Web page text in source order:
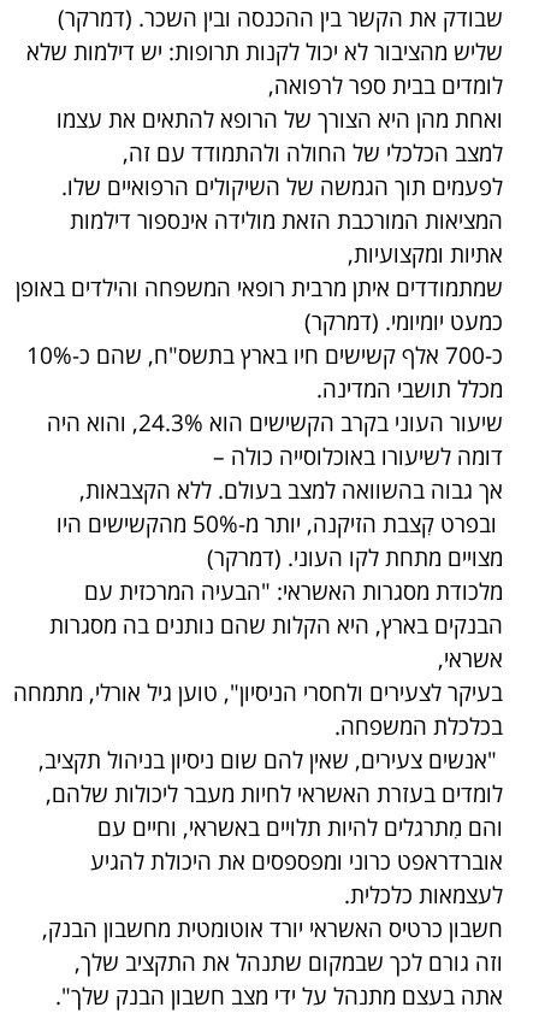
שבודק את הקשר בין ההכנסה ובין השכר. (דמרקר)
שליש מהציבור לא יכול לקנות תרופות: יש דילמות שלא
לומדים בבית ספר לרפואה,
ואחת מהן היא הצורך של הרופא להתאים את עצמו
למצב הכלכלי של החולה ולהתמודד עם זה,
לפעמים תוך הגמשה של השיקולים הרפואיים שלו.
המציאות המורכבת הזאת מולידה אינספור דילמות
אתיות ומקצועיות,
שמתמודדים איתן מרבית רופאי המשפחה והילדים באופן
כמעט יומיומי. (דמרקר)
כ-700 אלף קשישים חיו בארץ בתשס"ח, שהם כ-10%
מכלל תושבי המדינה.
שיעור העוני בקרב הקשישים הוא 24.3%, והוא היה
דומה לשיעורו באוכלוסייה כולה –
אך גבוה בהשוואה למצב בעולם. ללא הקצבאות,
ובפרט קִצבת הזיקנה, יותר מ-50% מהקשישים היו
מצויים מתחת לקו העוני. (דמרקר)
מלכודת מסגרות האשראי: "הבעיה המרכזית עם
הבנקים בארץ, היא הקלות שהם נותנים בה מסגרות
אשראי,
בעיקר לצעירים ולחסרי הניסיון", טוען גיל אורלי, מתמחה
בכלכלת המשפחה.
"אנשים צעירים, שאין להם שום ניסיון בניהול תקציב,
לומדים בעזרת האשראי לחיות מעבר ליכולות שלהם,
והם מִתרגלים להיות תלויים באשראי, וחיים עם
אוברדראפט כרוני ומפספסים את היכולת להגיע
לעצמאות כלכלית.
חשבון כרטיס האשראי יורד אוטומטית מחשבון הבנק,
וזה גורם לכך שבמקום שתנהל את התקציב שלך,
אתה בעצם מתנהל על ידי מצב חשבון הבנק שלך".